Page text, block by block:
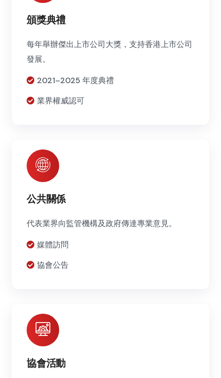
頒獎典禮
每年舉辦傑出上市公司大獎，支持香港上市公司
發展。
2021–2025 年度典禮
業界權威認可
公共關係
代表業界向監管機構及政府傳達專業意見。
媒體訪問
協會公告
協會活動